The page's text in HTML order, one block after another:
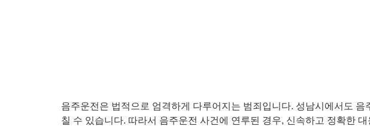
음주운전은 법적으로 엄격하게 다루어지는 범죄입니다. 성남시에서도
칠 수 있습니다. 따라서 음주운전 사건에 연루된 경우, 신속하고 정확한